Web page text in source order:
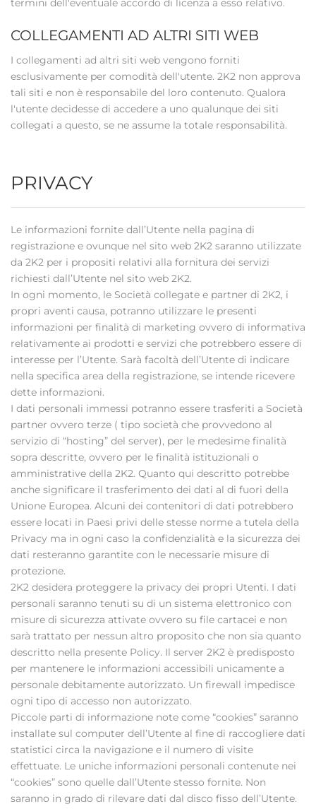
termini dell'eventuale accordo di licenza a esso relativo.
COLLEGAMENTI AD ALTRI SITI WEB
I collegamenti ad altri siti web vengono forniti
esclusivamente per comodità dell'utente. 2K2 non approva
tali siti e non è responsabile del loro contenuto. Qualora
l'utente decidesse di accedere a uno qualunque dei siti
collegati a questo, se ne assume la totale responsabilità.
PRIVACY
Le informazioni fornite dall’Utente nella pagina di
registrazione e ovunque nel sito web 2K2 saranno utilizzate
da 2K2 per i propositi relativi alla fornitura dei servizi
richiesti dall’Utente nel sito web 2K2.
In ogni momento, le Società collegate e partner di 2K2, i
propri aventi causa, potranno utilizzare le presenti
informazioni per finalità di marketing ovvero di informativa
relativamente ai prodotti e servizi che potrebbero essere di
interesse per l’Utente. Sarà facoltà dell’Utente di indicare
nella specifica area della registrazione, se intende ricevere
dette informazioni.
I dati personali immessi potranno essere trasferiti a Società
partner ovvero terze ( tipo società che provvedono al
servizio di “hosting” del server), per le medesime finalità
sopra descritte, ovvero per le finalità istituzionali o
amministrative della 2K2. Quanto qui descritto potrebbe
anche significare il trasferimento dei dati al di fuori della
Unione Europea. Alcuni dei contenitori di dati potrebbero
essere locati in Paesi privi delle stesse norme a tutela della
Privacy ma in ogni caso la confidenzialità e la sicurezza dei
dati resteranno garantite con le necessarie misure di
protezione.
2K2 desidera proteggere la privacy dei propri Utenti. I dati
personali saranno tenuti su di un sistema elettronico con
misure di sicurezza attivate ovvero su file cartacei e non
sarà trattato per nessun altro proposito che non sia quanto
descritto nella presente Policy. Il server 2K2 è predisposto
per mantenere le informazioni accessibili unicamente a
personale debitamente autorizzato. Un firewall impedisce
ogni tipo di accesso non autorizzato.
Piccole parti di informazione note come “cookies” saranno
installate sul computer dell’Utente al fine di raccogliere dati
statistici circa la navigazione e il numero di visite
effettuate. Le uniche informazioni personali contenute nei
“cookies” sono quelle dall’Utente stesso fornite. Non
saranno in grado di rilevare dati dal disco fisso dell’Utente.